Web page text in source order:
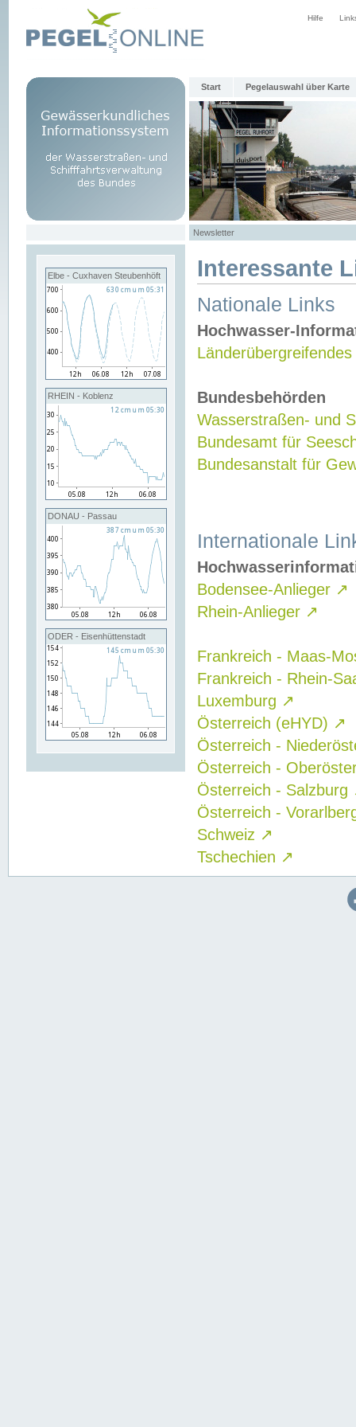
Hilfe
Start Pegelauswahl über Karte
Newsletter
Elbe - Cuxhaven Steubenhöft
RHEIN - Koblenz
DONAU - Passau
ODER - Eisenhüttenstadt
Interessante
Nationale Links
Hochwasser-
Bundesbehörden
Wasserstraßen- und
Bundesamt für
Bundesanstalt für
Internationale
Bodensee-Anlieger ↗
Rhein-Anlieger ↗
Frankreich - Maas-
Frankreich - Rhein-
Luxemburg ↗
Österreich (eHYD) ↗
Österreich -
Österreich -
Österreich - Salzburg
Österreich -
Schweiz ↗
Tschechien ↗